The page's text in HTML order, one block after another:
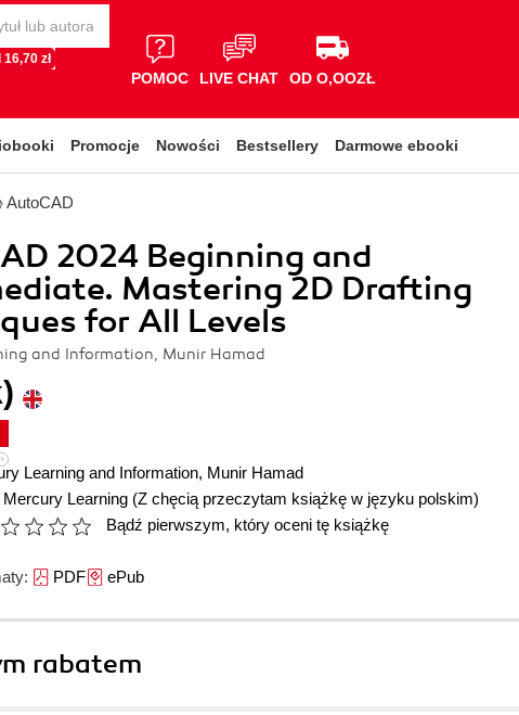
zł
POMOC LIVE CHAT OD O,OOZŁ
Promocje Nowości Bestsellery Darmowe ebooki
AutoCAD
2024 Beginning and
Mastering 2D Drafting
for All Levels
and Information, Munir Hamad
Learning and Information, Munir Hamad
Mercury Learning (Z chęcią przeczytam książkę w języku polskim)
Bądź pierwszym, który oceni tę książkę
PDFePub
rabatem